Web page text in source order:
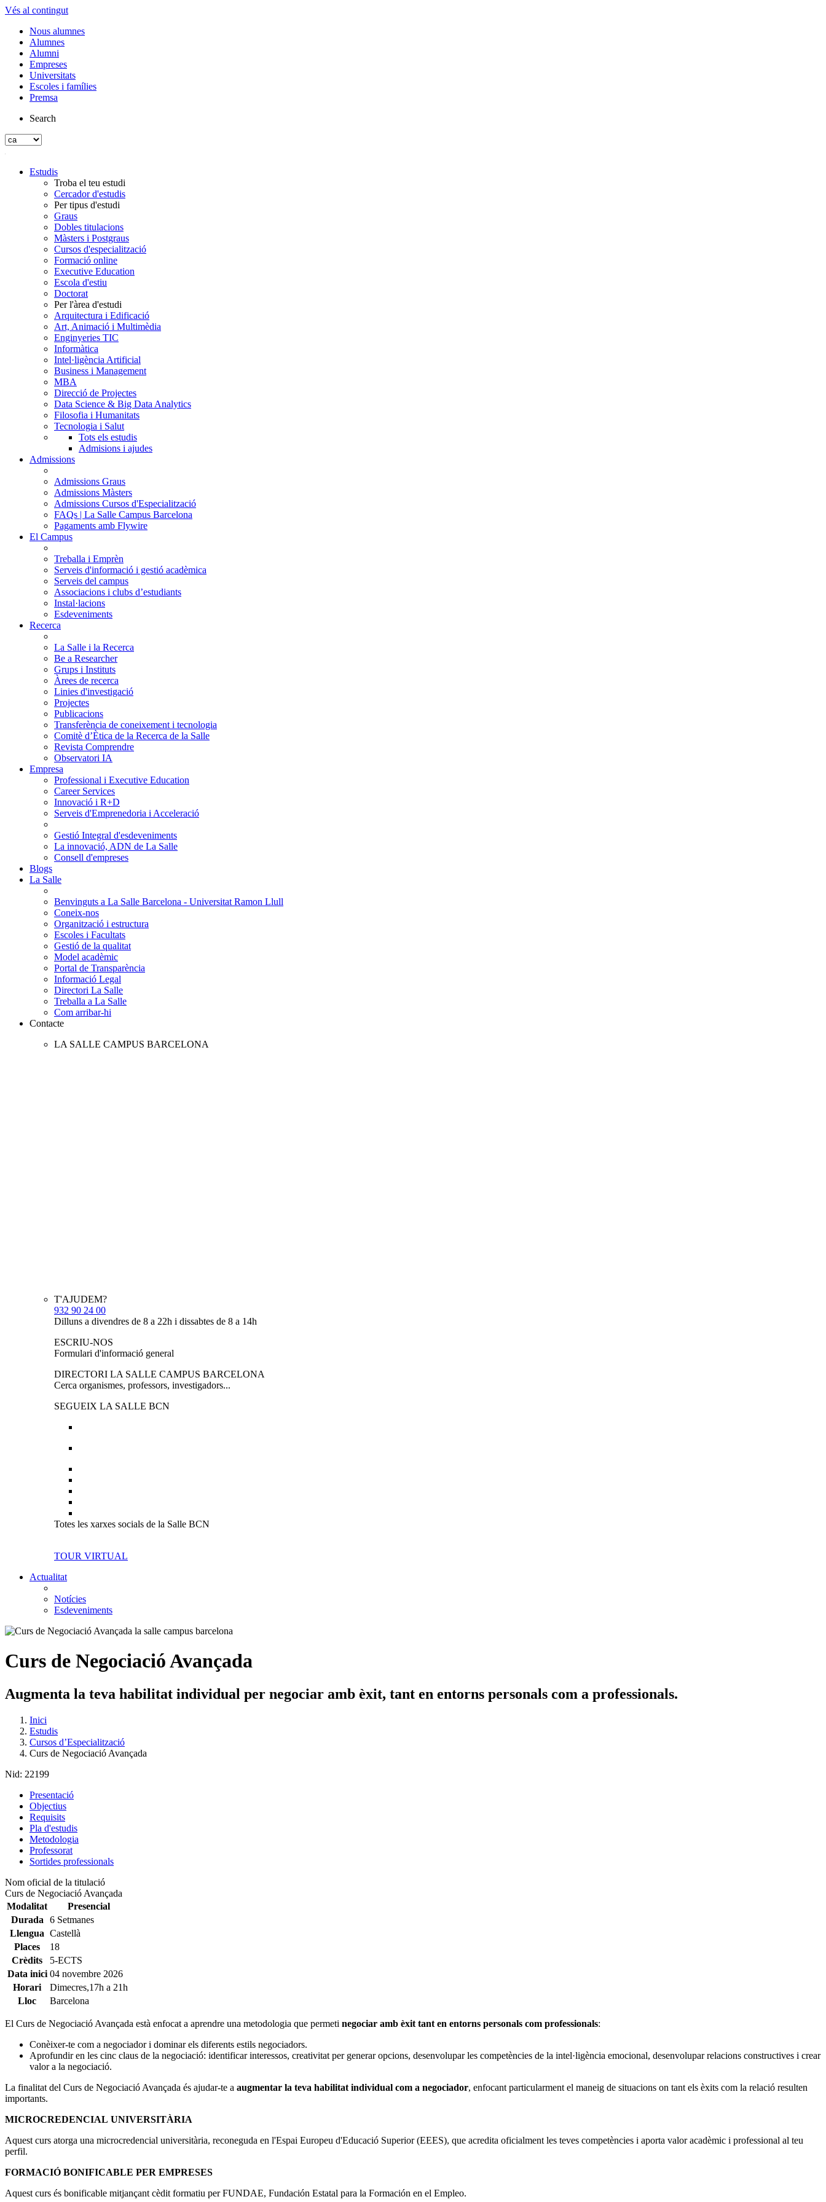
Vés al contingut
Nous alumnes
Alumnes
Alumni
Empreses
Universitats
Escoles i famílies
Premsa
Search
Estudis
Troba el teu estudi
Cercador d'estudis
Per tipus d'estudi
Graus
Dobles titulacions
Màsters i Postgraus
Cursos d'especialització
Formació online
Executive Education
Escola d'estiu
Doctorat
Per l'àrea d'estudi
Arquitectura i Edificació
Art, Animació i Multimèdia
Enginyeries TIC
Informàtica
Intel·ligència Artificial
Business i Management
MBA
Direcció de Projectes
Data Science & Big Data Analytics
Filosofia i Humanitats
Tecnologia i Salut
Tots els estudis
Admisions i ajudes
Admissions
Admissions Graus
Admissions Màsters
Admissions Cursos d'Especialització
FAQs | La Salle Campus Barcelona
Pagaments amb Flywire
El Campus
Treballa i Emprèn
Serveis d'informació i gestió acadèmica
Serveis del campus
Associacions i clubs d’estudiants
Instal·lacions
Esdeveniments
Recerca
La Salle i la Recerca
Be a Researcher
Grups i Instituts
Àrees de recerca
Linies d'investigació
Projectes
Publicacions
Transferència de coneixement i tecnologia
Comitè d’Ètica de la Recerca de la Salle
Revista Comprendre
Observatori IA
Empresa
Professional i Executive Education
Career Services
Innovació i R+D
Serveis d'Emprenedoria i Acceleració
Gestió Integral d'esdeveniments
La innovació, ADN de La Salle
Consell d'empreses
Blogs
La Salle
Benvinguts a La Salle Barcelona - Universitat Ramon Llull
Coneix-nos
Organització i estructura
Escoles i Facultats
Gestió de la qualitat
Model acadèmic
Portal de Transparència
Informació Legal
Directori La Salle
Treballa a La Salle
Com arribar-hi
Contacte
LA SALLE CAMPUS BARCELONA
T'AJUDEM?
932 90 24 00
Dilluns a divendres de 8 a 22h i dissabtes de 8 a 14h
ESCRIU-NOS
Formulari d'informació general
DIRECTORI LA SALLE CAMPUS BARCELONA
Cerca organismes, professors, investigadors...
SEGUEIX LA SALLE BCN
Totes les xarxes socials de la Salle BCN
TOUR VIRTUAL
Actualitat
Notícies
Esdeveniments
Curs de Negociació Avançada
Augmenta la teva habilitat individual per negociar amb èxit, tant en entorns personals com a professionals.
Inici
Estudis
Cursos d’Especialització
Curs de Negociació Avançada
Nid: 22199
Presentació
Objectius
Requisits
Pla d'estudis
Metodologia
Professorat
Sortides professionals
Nom oficial de la titulació
Curs de Negociació Avançada
Modalitat
Presencial
Durada
6 Setmanes
Llengua Castellà
Places
18
Crèdits
5-ECTS
Data inici 04 novembre 2026
Horari
Dimecres,17h a 21h
Lloc
Barcelona
El Curs de Negociació Avançada està enfocat a aprendre una metodologia que permeti negociar amb èxit tant en entorns personals com professionals:
Conèixer-te com a negociador i dominar els diferents estils negociadors.
Aprofundir en les cinc claus de la negociació: identificar interessos, creativitat per generar opcions, desenvolupar les competències de la intel·ligència emocional, desenvolupar relacions constructives i crear
valor a la negociació.
La finalitat del Curs de Negociació Avançada és ajudar-te a augmentar la teva habilitat individual com a negociador, enfocant particularment el maneig de situacions on tant els èxits com la relació resulten
importants.
MICROCREDENCIAL UNIVERSITÀRIA
Aquest curs atorga una microcredencial universitària, reconeguda en l'Espai Europeu d'Educació Superior (EEES), que acredita oficialment les teves competències i aporta valor acadèmic i professional al teu
perfil.
FORMACIÓ BONIFICABLE PER EMPRESES
Aquest curs és bonificable mitjançant cèdit formatiu per FUNDAE, Fundación Estatal para la Formación en el Empleo.